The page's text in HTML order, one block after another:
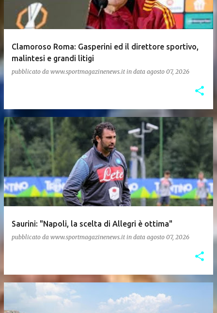
Clamoroso Roma: Gasperini ed il direttore sportivo,
malintesi e grandi litigi
pubblicato da www.sportmagazinenews.it in data agosto 07, 2026
Saurini: "Napoli, la scelta di Allegri è ottima"
pubblicato da www.sportmagazinenews.it in data agosto 07, 2026